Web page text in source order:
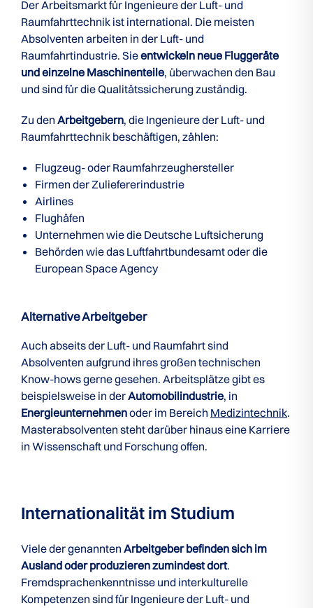
Der Arbeitsmarkt für Ingenieure der Luft- und
Raumfahrttechnik ist international. Die meisten
Absolventen arbeiten in der Luft- und
Raumfahrtindustrie. Sieentwickeln neue Fluggeräte
und einzelne Maschinenteile, überwachen den Bau
und sind für die Qualitätssicherung zuständig.
Zu den Arbeitgebern, die Ingenieure der Luft- und
Raumfahrttechnik beschäftigen, zählen:
Flugzeug- oder Raumfahrzeughersteller
Firmen der Zuliefererindustrie
Airlines
Flughäfen
Unternehmen wie die Deutsche Luftsicherung
Behörden wie das Luftfahrtbundesamt oder die
European Space Agency
Alternative Arbeitgeber
Auch abseits der Luft- und Raumfahrt sind
Absolventen aufgrund ihres großen technischen
Know-hows gerne gesehen. Arbeitsplätze gibt es
beispielsweise in derAutomobilindustrie, in
Energieunternehmenoder im Bereich Medizintechnik.
Masterabsolventen steht darüber hinaus eine Karriere
in Wissenschaft und Forschung offen.
Internationalität im Studium
Viele der genannten Arbeitgeber befinden sich im
Ausland oder produzieren zumindest dort.
Fremdsprachenkenntnisse und interkulturelle
Kompetenzen sind für Ingenieure der Luft- und